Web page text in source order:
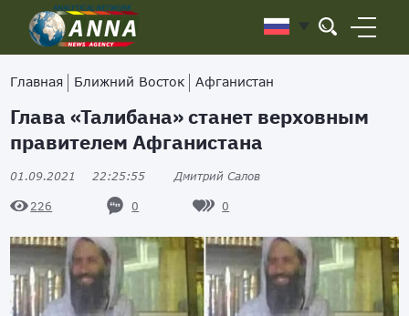
Главная Ближний Восток Афганистан
Глава «Талибана» станет верховным
правителем Афганистана
01.09.2021 22:25:55 Дмитрий Салов
226 0 0